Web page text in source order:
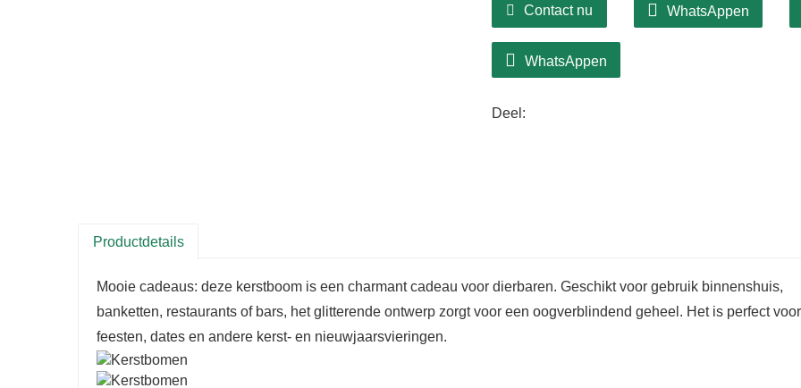
Mooie cadeaus: deze kerstboom is een
binnenshuis, banketten, restaurants of bars,
oogverblindend geheel. Het is perfect voor
Contact nu WhatsAppen
WhatsAppen
Deel:
Productdetails
Mooie cadeaus: deze kerstboom is een charmant cadeau voor dierbaren. Geschikt voor gebruik binnenshuis,
banketten, restaurants of bars, het glitterende ontwerp zorgt voor een oogverblindend geheel. Het is perfect voor
feesten, dates en andere kerst- en nieuwjaarsvieringen.